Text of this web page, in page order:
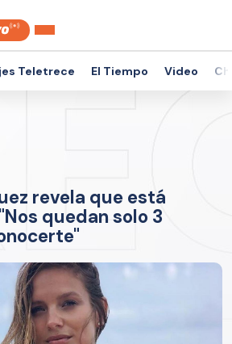
Teletrece El Tiempo Video
revela que está
quedan solo 3